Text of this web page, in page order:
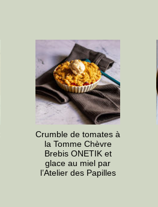
Crumble de tomates à
la Tomme Chèvre
Brebis ONETIK et
glace au miel par
l’Atelier des Papilles